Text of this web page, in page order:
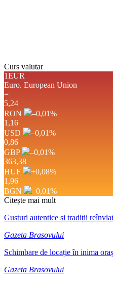
Curs valutar
1EUR
Euro. European Union
=
5,24
RON
–0,01%
1,16
USD
–0,01%
0,86
GBP
–0,01%
363,38
HUF
+0,08%
1,96
BGN
–0,01%
Citește mai mult
Gusturi autentice și tradiții
Gazeta Brasovului
Schimbare de locație în inima
Gazeta Brasovului